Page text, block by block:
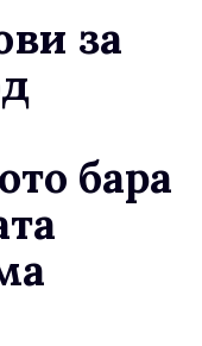
за
бара